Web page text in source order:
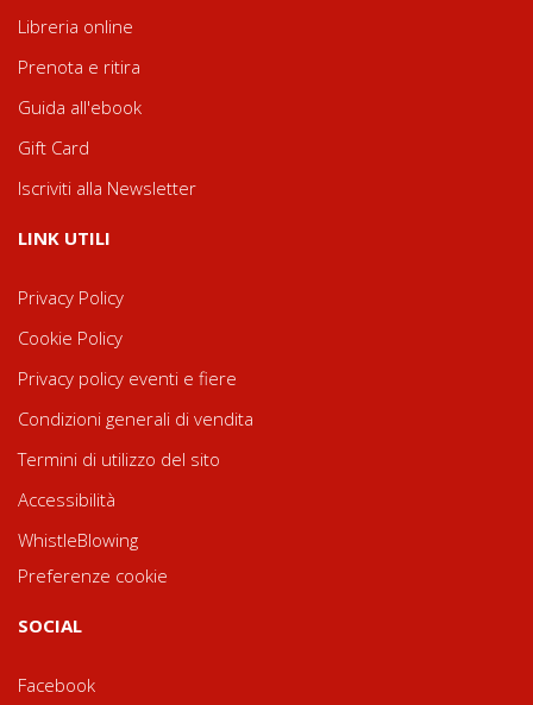
Libreria online
Prenota e ritira
Guida all'ebook
Gift Card
Iscriviti alla Newsletter
LINK UTILI
Privacy Policy
Cookie Policy
Privacy policy eventi e fiere
Condizioni generali di vendita
Termini di utilizzo del sito
Accessibilità
WhistleBlowing
Preferenze cookie
SOCIAL
Facebook